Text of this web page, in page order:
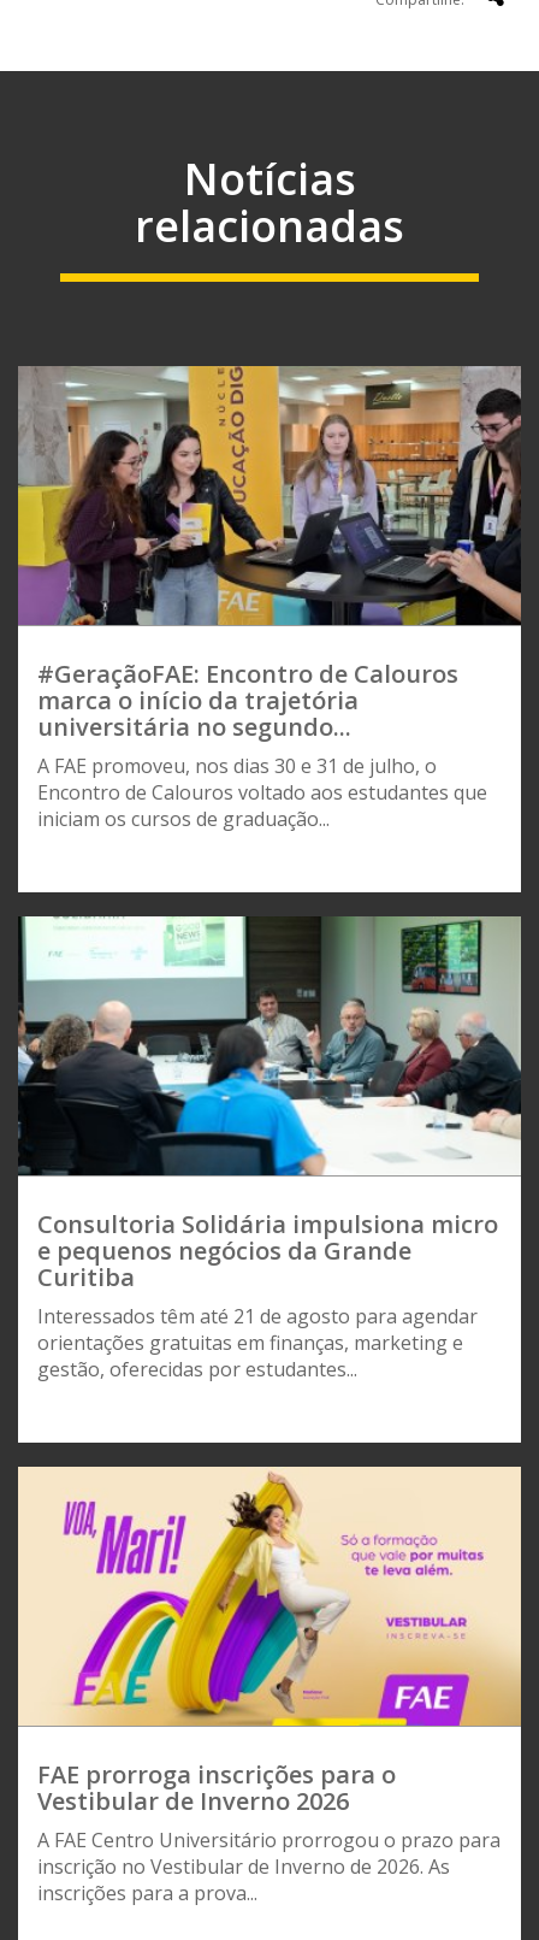
Notícias
relacionadas
#GeraçãoFAE: Encontro de Calouros
marca o início da trajetória
universitária no segundo...
A FAE promoveu, nos dias 30 e 31 de julho, o
Encontro de Calouros voltado aos estudantes que
iniciam os cursos de graduação...
Consultoria Solidária impulsiona micro
e pequenos negócios da Grande
Curitiba
Interessados têm até 21 de agosto para agendar
orientações gratuitas em finanças, marketing e
gestão, oferecidas por estudantes...
FAE prorroga inscrições para o
Vestibular de Inverno 2026
A FAE Centro Universitário prorrogou o prazo para
inscrição no Vestibular de Inverno de 2026. As
inscrições para a prova...